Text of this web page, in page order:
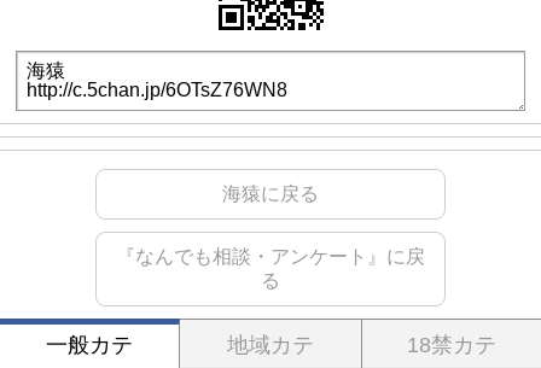
海猿に戻る
『なんでも相談・アンケート』に戻
る
一般カテ 地域カテ 18禁カテ